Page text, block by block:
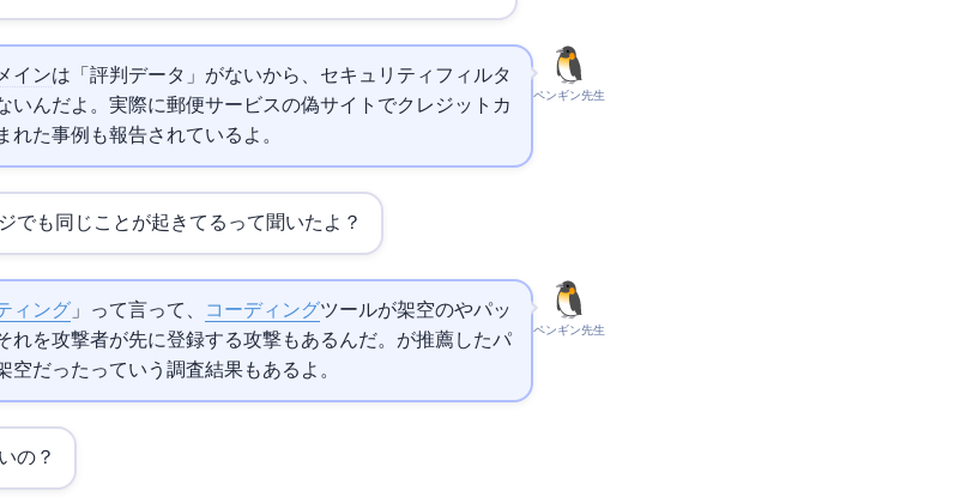
ペンギン先生
インは「評判データ」がないから、セキュリティフィルタ
いんだよ。実際に郵便サービスの偽サイトでクレジットカ
れた事例も報告されているよ。
でも同じことが起きてるって聞いたよ？
ペンギン先生
ィング 」って言って、 AIコーディングツールが架空のやパッ
れを攻撃者が先に登録する攻撃もあるんだ。AIが推薦したパ
架空だったっていう調査結果もあるよ。
の？